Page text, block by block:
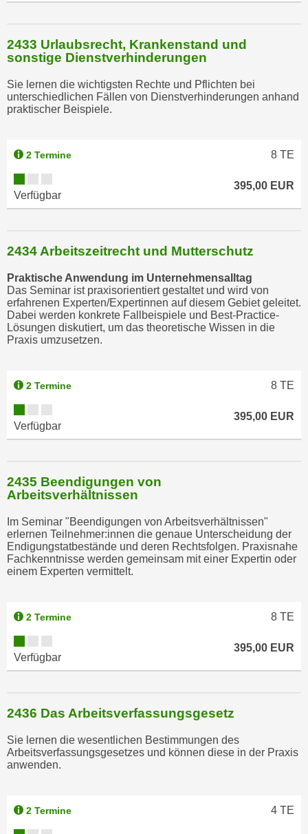
2433 Urlaubsrecht, Krankenstand und
sonstige Dienstverhinderungen
Sie lernen die wichtigsten Rechte und Pflichten bei
unterschiedlichen Fällen von Dienstverhinderungen anhand
praktischer Beispiele.
2 Termine 8 TE
Verfügbar
395,00 EUR
2434 Arbeitszeitrecht und Mutterschutz
Praktische Anwendung im Unternehmensalltag
Das Seminar ist praxisorientiert gestaltet und wird von
erfahrenen Experten/Expertinnen auf diesem Gebiet geleitet.
Dabei werden konkrete Fallbeispiele und Best-Practice-
Lösungen diskutiert, um das theoretische Wissen in die
Praxis umzusetzen.
2 Termine 8 TE
Verfügbar
395,00 EUR
2435 Beendigungen von
Arbeitsverhältnissen
Im Seminar "Beendigungen von Arbeitsverhältnissen"
erlernen Teilnehmer:innen die genaue Unterscheidung der
Endigungstatbestände und deren Rechtsfolgen. Praxisnahe
Fachkenntnisse werden gemeinsam mit einer Expertin oder
einem Experten vermittelt.
2 Termine 8 TE
Verfügbar
395,00 EUR
2436 Das Arbeitsverfassungsgesetz
Sie lernen die wesentlichen Bestimmungen des
Arbeitsverfassungsgesetzes und können diese in der Praxis
anwenden.
2 Termine 4 TE
u
n
u
j
e
s
u
z
u
l
e
S
i
e
a
u
b
w
.